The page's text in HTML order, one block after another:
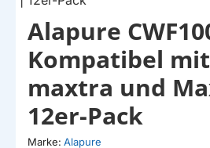
EIGENMARKE
Alapure
Kompatibel
maxtra und
12er-Pack
Marke: Alapure